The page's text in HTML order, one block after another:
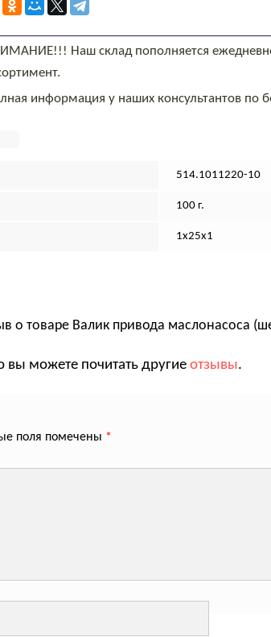
Наш склад пополняется
информация у наших консультантов по
514.1011220-10
100 г.
1х25х1
о товаре Валик привода маслонасоса
вы можете почитать другие отзывы.
поля помечены *